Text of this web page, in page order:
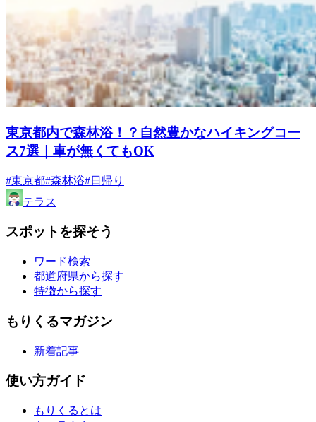
東京都内で森林浴！？自然豊かなハイキングコー
ス7選｜車が無くてもOK
#東京都#森林浴#日帰り
テラス
スポットを探そう
ワード検索
都道府県から探す
特徴から探す
もりくるマガジン
新着記事
使い方ガイド
もりくるとは